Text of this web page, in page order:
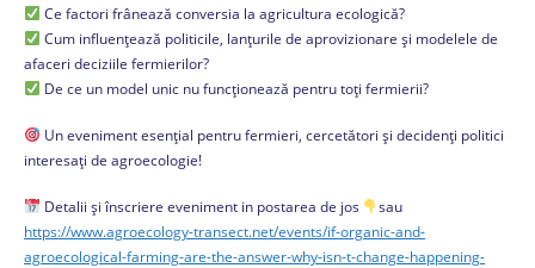
Ce factori frânează conversia la agricultura ecologică?
Cum influențează politicile, lanțurile de aprovizionare și modelele de
afaceri deciziile fermierilor?
De ce un model unic nu funcționează pentru toți fermierii?
Un eveniment esențial pentru fermieri, cercetători și decidenți politici
interesați de agroecologie!
Detalii și înscriere eveniment in postarea de jos
sau
https://www.agroecology-transect.net/events/if-organic-and-
agroecological-farming-are-the-answer-why-isn-t-change-happening-